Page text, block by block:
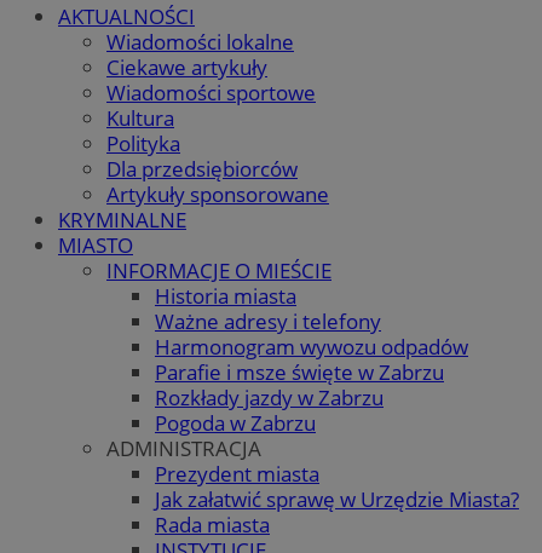
AKTUALNOŚCI
Wiadomości lokalne
Ciekawe artykuły
Wiadomości sportowe
Kultura
Polityka
Dla przedsiębiorców
Artykuły sponsorowane
KRYMINALNE
MIASTO
INFORMACJE O MIEŚCIE
Historia miasta
Ważne adresy i telefony
Harmonogram wywozu odpadów
Parafie i msze święte w Zabrzu
Rozkłady jazdy w Zabrzu
Pogoda w Zabrzu
ADMINISTRACJA
Prezydent miasta
Jak załatwić sprawę w Urzędzie Miasta?
Rada miasta